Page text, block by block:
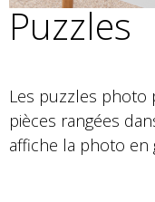
Puzzles
Les puzzles photo
pièces rangées
affiche la photo en